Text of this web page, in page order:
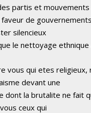
partis et mouvements
de
silencieux
le nettoyage ethnique
vous qui etes religieux,
devant une
dont la brutalite ne fait
ceux qui